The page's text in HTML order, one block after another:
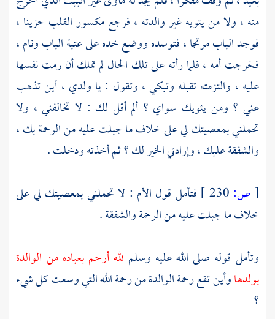
منه ، ولا من يئويه غير والدته ، فرجع مكسور القلب حزينا ،
فوجد الباب مرتجا ، فتوسده ووضع خده على عتبة الباب ونام ،
فخرجت أمه ، فلما رأته على تلك الحال لم تملك أن رمت نفسها
عليه ، والتزمته تقبله وتبكي ، وتقول : يا ولدي ، أين تذهب
عني ؟ ومن يئويك سواي ؟ ألم أقل لك : لا تخالفني ، ولا
تحملني بمعصيتك لي على خلاف ما جبلت عليه من الرحمة بك ،
والشفقة عليك ، وإرادتي الخير لك ؟ ثم أخذته ودخلت .
[ ص:
فتأمل قول الأم : لا تحملني بمعصيتك لي على
خلاف ما جبلت عليه من الرحمة والشفقة .
وتأمل قوله صلى الله عليه وسلم لله أرحم بعباده من الوالدة
بولدهاوأين تقع رحمة الوالدة من رحمة الله التي وسعت كل شيء
؟